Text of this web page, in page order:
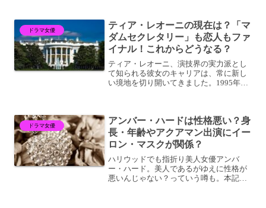
切さや新たな物語の創造に...
ドラマ女優
ティア・レオーニの現在は？「マ
ダムセクレタリー」も恋人もファ
イナル！これからどうなる？
ティア・レオーニ、演技界の実力派とし
て知られる彼女のキャリアは、常に新し
い境地を切り開いてきました。1995年の
ア・レオーニの現在...
ドラマ女優
アンバー・ハードは性格悪い？身
長・年齢やアクアマン出演にイー
ロン・マスクが関係？
ハリウッドでも指折り美人女優アンバ
ー・ハード。美人であるがゆえに性格が
悪いんじゃない？っていう噂も。本記事